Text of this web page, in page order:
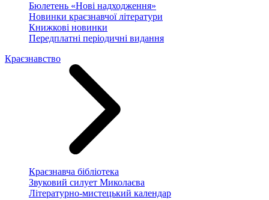
Бюлетень «Нові надходження»
Новинки краєзнавчої літератури
Книжкові новинки
Передплатні періодичні видання
Краєзнавство
Краєзнавча бібліотека
Звуковий силует Миколаєва
Літературно-мистецький календар